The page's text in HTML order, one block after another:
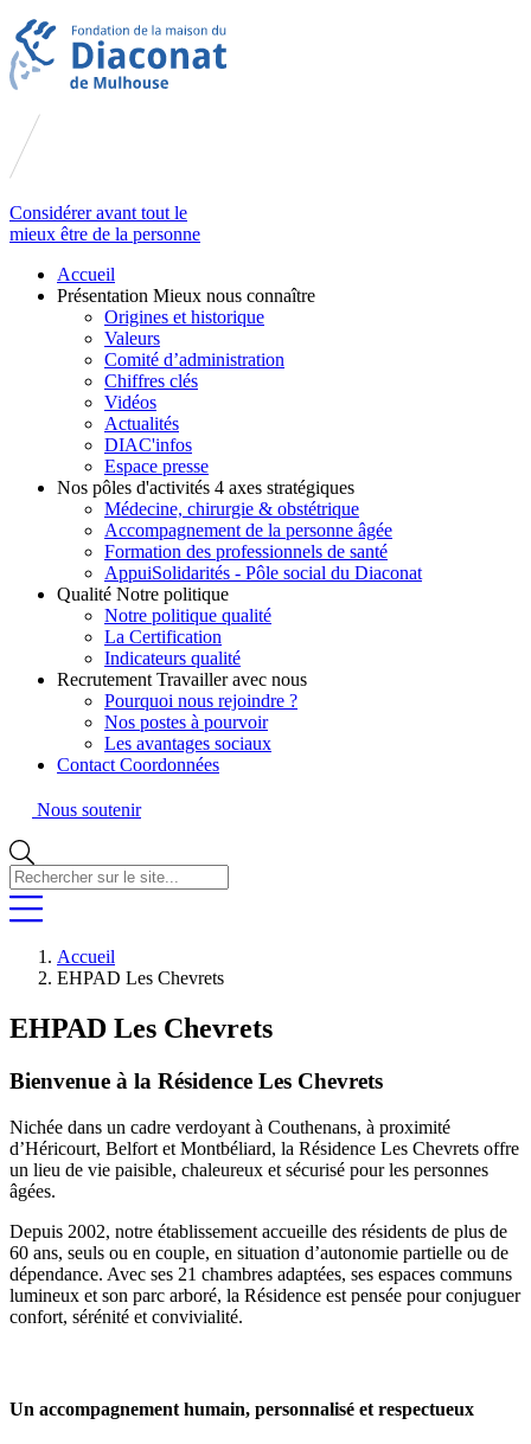
Considérer avant tout le
mieux être de la personne
Accueil
Présentation Mieux nous connaître
Origines et historique
Valeurs
Comité d’administration
Chiffres clés
Vidéos
Actualités
DIAC'infos
Espace presse
Nos pôles d'activités 4 axes stratégiques
Médecine, chirurgie & obstétrique
Accompagnement de la personne âgée
Formation des professionnels de santé
AppuiSolidarités - Pôle social du Diaconat
Qualité Notre politique
Notre politique qualité
La Certification
Indicateurs qualité
Recrutement Travailler avec nous
Pourquoi nous rejoindre ?
Nos postes à pourvoir
Les avantages sociaux
Contact Coordonnées
Nous soutenir
Rechercher
sur
le
Accueil
EHPAD Les Chevrets
EHPAD Les Chevrets
Bienvenue à la Résidence Les Chevrets
Nichée dans un cadre verdoyant à Couthenans, à proximité
d’Héricourt, Belfort et Montbéliard, la Résidence Les Chevrets offre
un lieu de vie paisible, chaleureux et sécurisé pour les personnes
âgées.
Depuis 2002, notre établissement accueille des résidents de plus de
60 ans, seuls ou en couple, en situation d’autonomie partielle ou de
dépendance. Avec ses 21 chambres adaptées, ses espaces communs
lumineux et son parc arboré, la Résidence est pensée pour conjuguer
confort, sérénité et convivialité.
Un accompagnement humain, personnalisé et respectueux